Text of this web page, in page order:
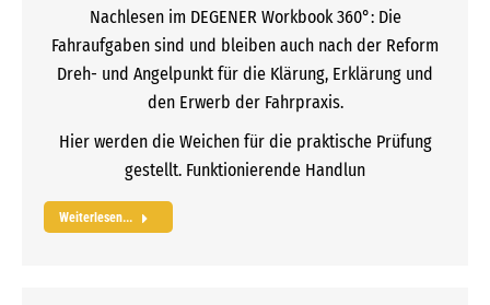
Nachlesen im DEGENER Workbook 360°: Die
Fahraufgaben sind und bleiben auch nach der Reform
Dreh- und Angelpunkt für die Klärung, Erklärung und
den Erwerb der Fahrpraxis.
Hier werden die Weichen für die praktische Prüfung
gestellt. Funktionierende Handlun
Weiterlesen...